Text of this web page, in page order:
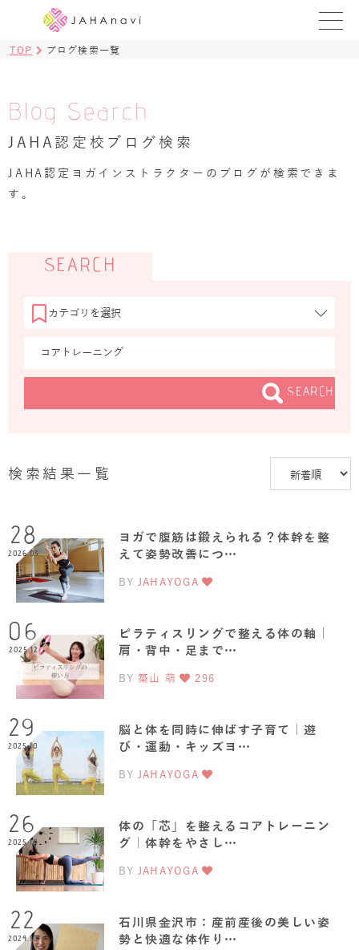
BLOG
ヨガ資格講座 ›
TOP ブログ検索一覧
Blog Search
JAHA認定校ブログ検索
JAHA認定ヨガインストラクターのブログが検索できま
す。
SEARCH
SEARCH
検索結果一覧
28
2026.03
ヨガで腹筋は鍛えられる？体幹を整
えて姿勢改善につ…
BY JAHAYOGA
06
2025.12
ピラティスリングで整える体の軸｜
肩・背中・足まで…
BY 築山 萌 296
29
2025.10
脳と体を同時に伸ばす子育て｜遊
び・運動・キッズヨ…
BY JAHAYOGA
26
2025.10
体の「芯」を整えるコアトレーニン
グ｜体幹をやさし…
BY JAHAYOGA
22
2024.10
石川県金沢市：産前産後の美しい姿
勢と快適な体作り…